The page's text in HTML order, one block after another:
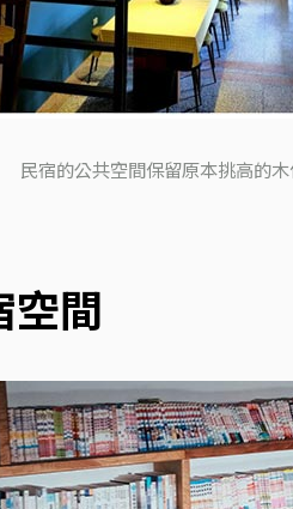
民宿的公共空間保留原本挑高的
空間